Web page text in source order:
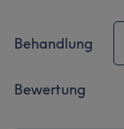
Behandlung
Bewertung